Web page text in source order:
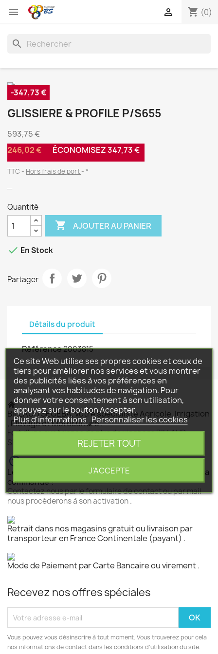
 shopping_cart (0)

search
-347,73 €
GLISSIERE & PROFILE P/S655
593,75 €
246,02 €
ÉCONOMISEZ 347,73 €
TTC Hors frais de port *
Quantité
 AJOUTER AU PANIER
 En Stock
Partager
Détails du produit
Référence2003815
BILLAUD SEGEBA, votre spécialiste Agricole, Irrigation
, Elevage et Motoculture .
Fort d'une expérience de plus de vingt ans BILLAUD
SEGEBA vous accompagne dans tous vos projets .
Le produit est disponible mais n 'est pas activé pour la
commande ?
Contactez nous par le formulaire de contact ou par mail
nous procéderons à son activation .
Retrait dans nos magasins gratuit ou livraison par
transporteur en France Continentale (payant) .
Mode de Paiement par Carte Bancaire ou virement .
Recevez nos offres spéciales
Vous pouvez vous désinscrire à tout moment. Vous trouverez pour cela
nos informations de contact dans les conditions d'utilisation du site.
Ce site Web utilise ses propres cookies et ceux de
tiers pour améliorer nos services et vous montrer
des publicités liées à vos préférences en
analysant vos habitudes de navigation. Pour
donner votre consentement à son utilisation,
appuyez sur le bouton Accepter.
Plus d'informations Personnaliser les cookies
REJETER TOUT
J'ACCEPTE